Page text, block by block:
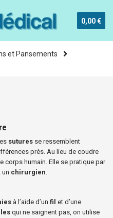
0,00 €
et Pansements
les sutures se ressemblent
près. Au lieu de coudre
corps humain. Elle se pratique par
un chirurgien.
à l’aide d’un fil et d’une
qui ne saignent pas, on utilise